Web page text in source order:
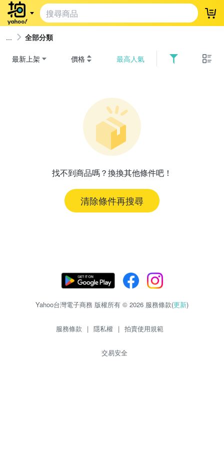
登
全部分類
最新上架 價格 最高人氣
找不到商品嗎？換換其他條件吧！
清除條件再搜尋
Yahoo台灣電子商務 版權所有 © 2026 服務條款(更新)
服務條款 | 隱私權 | 拍賣使用規範
交易安全